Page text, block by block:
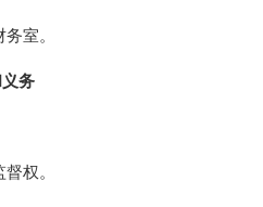
室。
务
权。